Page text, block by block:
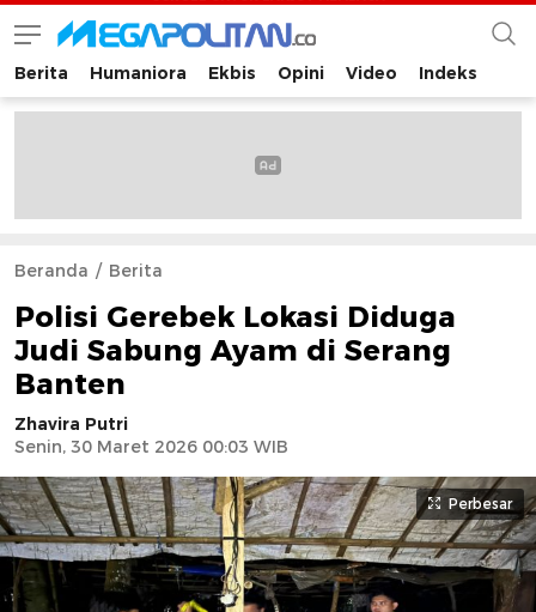
Megapolitan.co
Menyajikan berita-berita fakta bagi pembaca
Berita Humaniora Ekbis Opini Video Indeks
Beranda Berita
Polisi Gerebek Lokasi Diduga
Judi Sabung Ayam di Serang
Banten
Zhavira Putri
Senin, 30 Maret 2026 00:03 WIB
Perbesar